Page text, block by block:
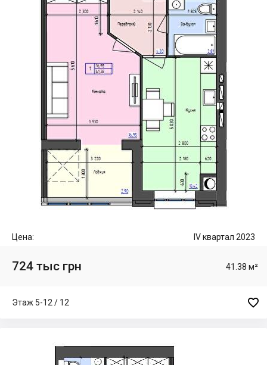
Цена: IV квартал 2023
724 тыс грн 41.38 м²
Этаж 5-12 / 12 